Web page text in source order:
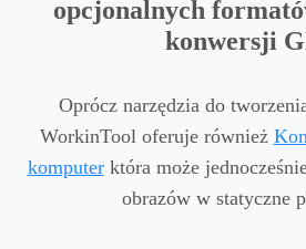
opcjonalnych
konwersji
Oprócz narzędzia do
WorkinTool oferuje również
komputerktóra może
obrazów w statyczne